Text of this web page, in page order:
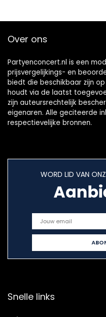
Over ons
Partyenconcert.nl is een
prijsvergelijkings- en
biedt die beschikbaar zijn
houdt via de laatst
zijn auteursrechtelijk
eigenaren. Alle geciteerde
respectievelijke bronnen.
WORD LID VAN
Snelle links